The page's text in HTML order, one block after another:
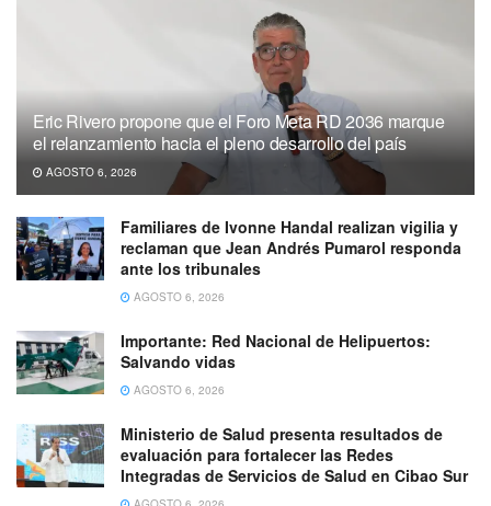
Eric Rivero propone que el Foro Meta RD 2036 marque
el relanzamiento hacia el pleno desarrollo del país
AGOSTO 6, 2026
Familiares de Ivonne Handal realizan vigilia y
reclaman que Jean Andrés Pumarol responda
ante los tribunales
AGOSTO 6, 2026
Importante: Red Nacional de Helipuertos:
Salvando vidas
AGOSTO 6, 2026
Ministerio de Salud presenta resultados de
evaluación para fortalecer las Redes
Integradas de Servicios de Salud en Cibao Sur